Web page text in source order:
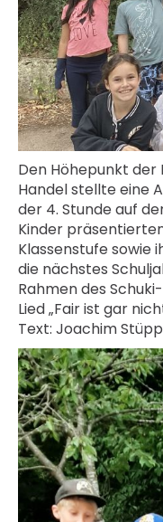
Den Höhepunkt
Handel stellte eine
der 4. Stunde auf
Kinder
Klassenstufe sowie
die nächstes
Rahmen des
Lied „Fair ist gar
Text: Joachim